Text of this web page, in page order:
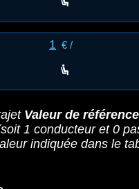
1 € /
Valeur de référence
1 conducteur et0
indiquée dans le